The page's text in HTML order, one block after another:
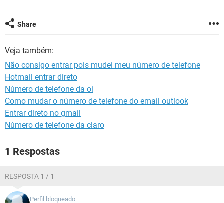
Share
Veja também:
Não consigo entrar pois mudei meu número de telefone
Hotmail entrar direto
Número de telefone da oi
Como mudar o número de telefone do email outlook
Entrar direto no gmail
Número de telefone da claro
1 Respostas
RESPOSTA 1 / 1
Perfil bloqueado